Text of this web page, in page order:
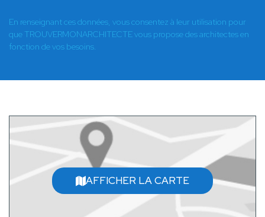
En renseignant ces données, vous consentez à leur utilisation pour
que TROUVERMONARCHITECTE vous propose des architectes en
fonction de vos besoins.
AFFICHER LA CARTE